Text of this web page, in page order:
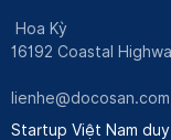
Hoa Kỳ
16192 Coastal
lienhe@docosan.com
Startup Việt Nam